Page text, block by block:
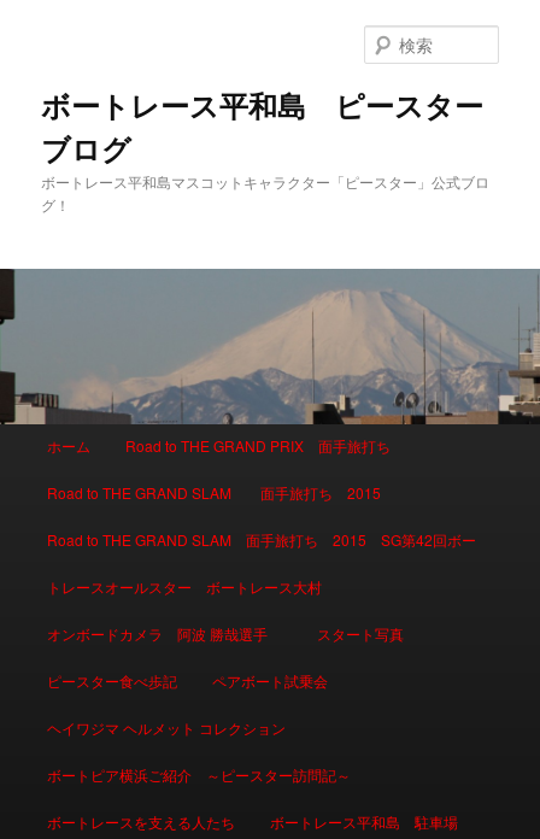
ボートレース平和島 ピースター
ブログ
ボートレース平和島マスコットキャラクター「ピースター」公式ブロ
グ！
索
メインコンテンツへ移動
サブコンテンツへ移動
ホーム Road to THE GRAND PRIX 面手旅打ち
Road to THE GRAND SLAM 面手旅打ち 2015
Road to THE GRAND SLAM 面手旅打ち 2015 SG第42回ボー
トレースオールスター ボートレース大村
オンボードカメラ 阿波 勝哉選手 スタート写真
ピースター食べ歩記 ペアボート試乗会
ヘイワジマ ヘルメット コレクション
ボートピア横浜ご紹介 ～ピースター訪問記～
ボートレースを支える人たち ボートレース平和島 駐車場